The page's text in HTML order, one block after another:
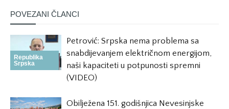
POVEZANI ČLANCI
Republika
Srpska
Petrović: Srpska nema problema sa
snabdijevanjem električnom energijom,
naši kapaciteti u potpunosti spremni
(VIDEO)
Obilježena 151. godišnjica Nevesinjske